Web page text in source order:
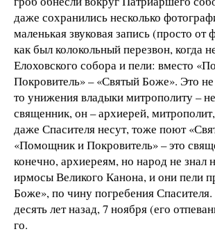
даже сохранились несколько
маленькая звуковая запись (просто от
как был колокольный перезвон, когда
Елоховского собора и пели: вместо
Покровитель» – «Святый Боже». Это не
то унижения владыки митрополиту –
священник, он – архиерей,
даже Спасителя несут, тоже поют
«Помощник и Покровитель» – это
конечно, архиереям, но народ не знал
ирмосы Великого Канона, и они пели
Боже», по чину погребения
десять лет назад, 7 ноября (его
го.